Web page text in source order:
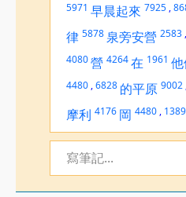
5971 早晨起來 7925 ,
律 5878 泉旁安營 2583 ,
4080營 4264在 1961
4480 ,6828 的平原 9002
摩利 4176 岡 4480 , 1389
寫筆記...